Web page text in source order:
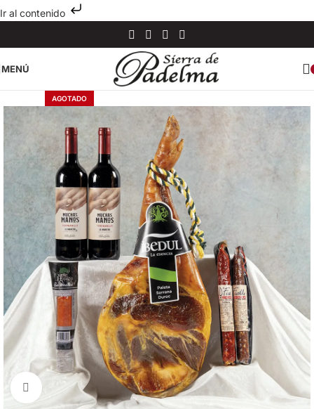
Ir al contenido
MENÚ
AGOTADO
Clic para ampliar